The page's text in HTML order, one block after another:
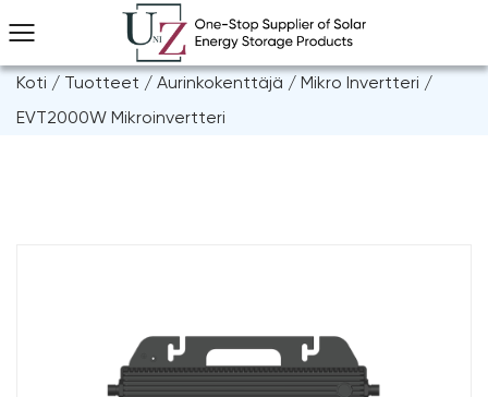
Koti / Tuotteet / Aurinkokenttäjä / Mikro Invertteri /
EVT2000W Mikroinvertteri